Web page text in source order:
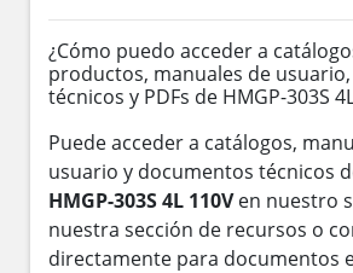
¿Cómo puedo acceder a
productos, manuales de
técnicos y PDFs de HMGP-303S
Puede acceder a catálogos,
usuario y documentos técnicos
HMGP-303S 4L 110Ven nuestro
nuestra sección de recursos o
directamente para documentos